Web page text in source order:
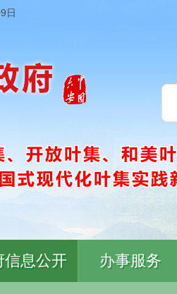
日
信息公开 办事服务